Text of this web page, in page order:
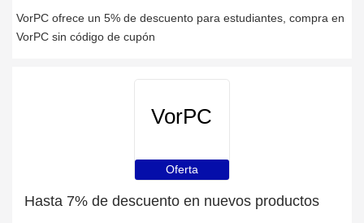
VorPC ofrece un 5% de descuento para estudiantes, compra en
VorPC sin código de cupón
VorPC
Oferta
Hasta 7% de descuento en nuevos productos